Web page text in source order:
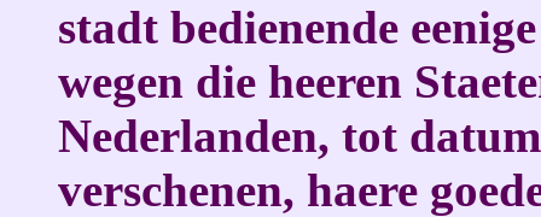
stadt bedienende
wegen die heeren
Nederlanden, tot
verschenen, haere